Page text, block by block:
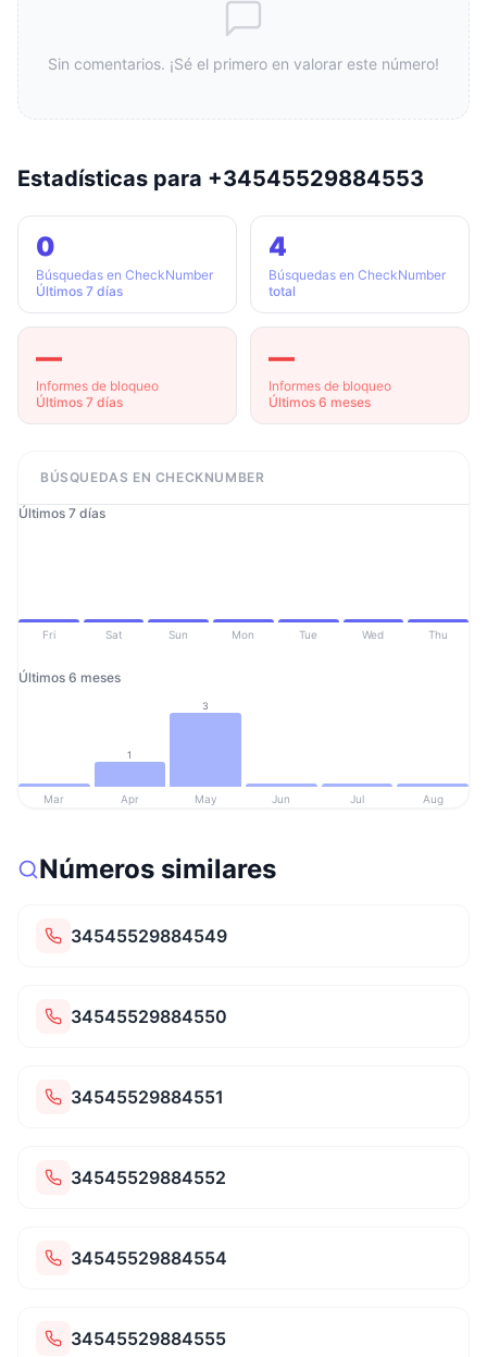
Sin comentarios. ¡Sé el primero en valorar este número!
Estadísticas para +34545529884553
0
Búsquedas en CheckNumber
Últimos 7 días
4
Búsquedas en CheckNumber
total
—
Informes de bloqueo
Últimos 7 días
—
Informes de bloqueo
Últimos 6 meses
BÚSQUEDAS EN CHECKNUMBER
Últimos 7 días
Fri Sat Sun Mon Tue Wed Thu
Últimos 6 meses
1
3
Mar Apr May Jun Jul Aug
Números similares
34545529884549
34545529884550
34545529884551
34545529884552
34545529884554
34545529884555